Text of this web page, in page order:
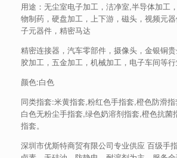
用途：无尘室电子加工，洁净室,半导体加工
物制药，硬盘加工，上下游，磁头，视频元
子元器件，精密马达
精密连接器，汽车零部件，摄像头，金银铜
胶加工，五金加工，机械加工，电子车间等行
颜色:白色
同类指套:米黄指套,粉红色手指套,橙色防滑
白色无粉尘手指套,绿色奶溶剂指套,橙色抗菌
指套。
深圳市优斯特商贸有限公司专业供应 百级手